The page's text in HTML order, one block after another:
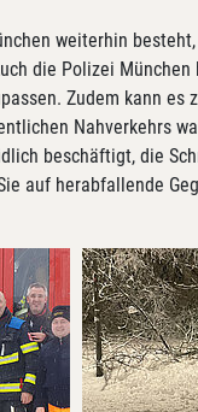
weiterhin
die Polizei
Zudem kann
Nahverkehrs
beschäftigt, die
auf herabfallende